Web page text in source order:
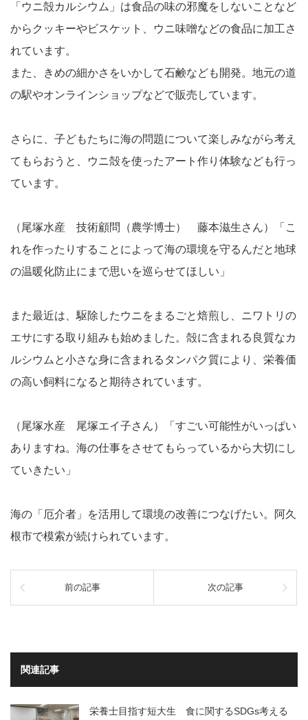
「ウニ殻カルシウム」は食品の味の邪魔をしないことなど
からクッキーやビスケット、ウニ味噌などの食品に加工さ
れています。
また、きめの細かさをいかして石鹸なども開発。地元の道
の駅やオンラインショップなどで販売しています。
さらに、子どもたちに海の問題について楽しみながら考え
てもらおうと、ウニ殻を使ったアート作り体験なども行っ
ています。
（尾塚水産 技術顧問（農学博士） 藤本滋生さん）「こ
れを作ったりすることによって海の環境を守るんだと地球
の温暖化防止にまで思いを巡らせてほしい」
また最近は、駆除したウニをまるごと焙煎し、ニワトリの
エサにする取り組みも始めました。殻に含まれる良質なカ
ルシウムと小さな身に含まれるタンパク質により、栄養価
の高い飼料になると期待されています。
（尾塚水産 尾塚エイ子さん）「すごい可能性がいっぱい
ありますね。海の仕事をさせてもらっているから大切にし
ていきたい」
海の「厄介者」を活用して環境の改善につなげたい。阿久
根市で模索が続けられています。
前の記事 次の記事
関連記事
栄養士目指す短大生 食に関するSDGs考える